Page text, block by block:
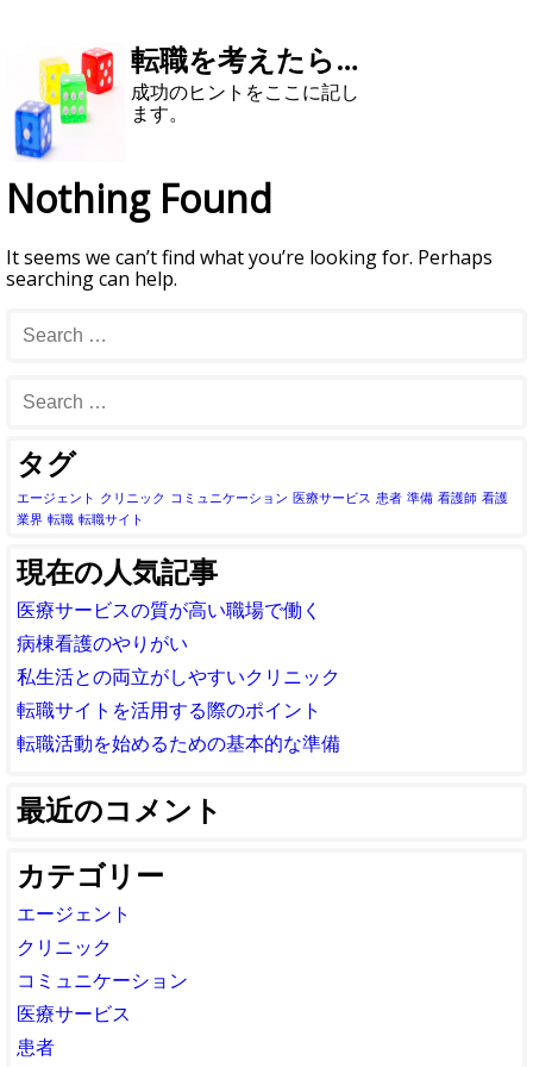
転職を考えたら…
成功のヒントをここに記し
ます。
Nothing Found
It seems we can’t find what you’re looking for. Perhaps
searching can help.
タグ
エージェント クリニック コミュニケーション 医療サービス 患者 準備 看護師 看護
業界 転職 転職サイト
現在の人気記事
医療サービスの質が高い職場で働く
病棟看護のやりがい
私生活との両立がしやすいクリニック
転職サイトを活用する際のポイント
転職活動を始めるための基本的な準備
最近のコメント
カテゴリー
エージェント
クリニック
コミュニケーション
医療サービス
患者